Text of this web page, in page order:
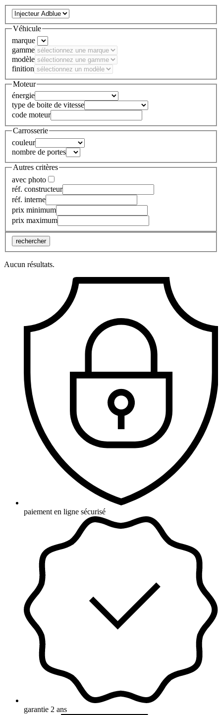
Véhicule
marque
gamme
modèle
finition
Moteur
énergie
type de boite de vitesse
code moteur
Carrosserie
couleur
nombre de portes
Autres critères
avec photo
réf. constructeur
réf. interne
prix minimum
prix maximum
rechercher
Aucun résultats.
paiement en ligne sécurisé
garantie 2 ans